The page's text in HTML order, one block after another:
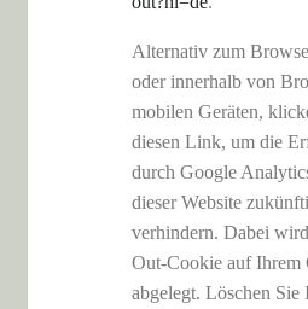
Alternativ zum
oder innerhalb von
mobilen Geräten,
diesen Link, um die
durch Google
dieser Website
verhindern. Dabei
Out-Cookie auf Ihrem
abgelegt. Löschen Sie